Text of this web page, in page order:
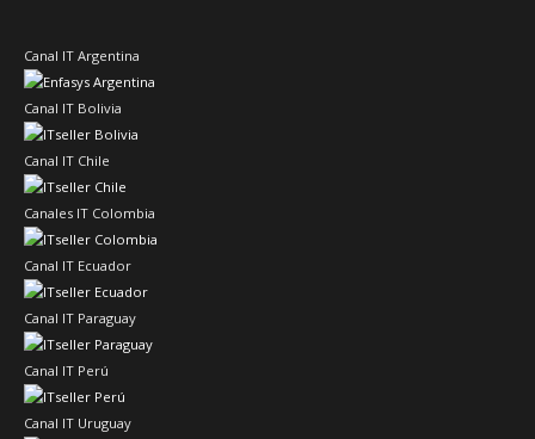
Canal IT Argentina
Canal IT Bolivia
Canal IT Chile
Canales IT Colombia
Canal IT Ecuador
Canal IT Paraguay
Canal IT Perú
Canal IT Uruguay